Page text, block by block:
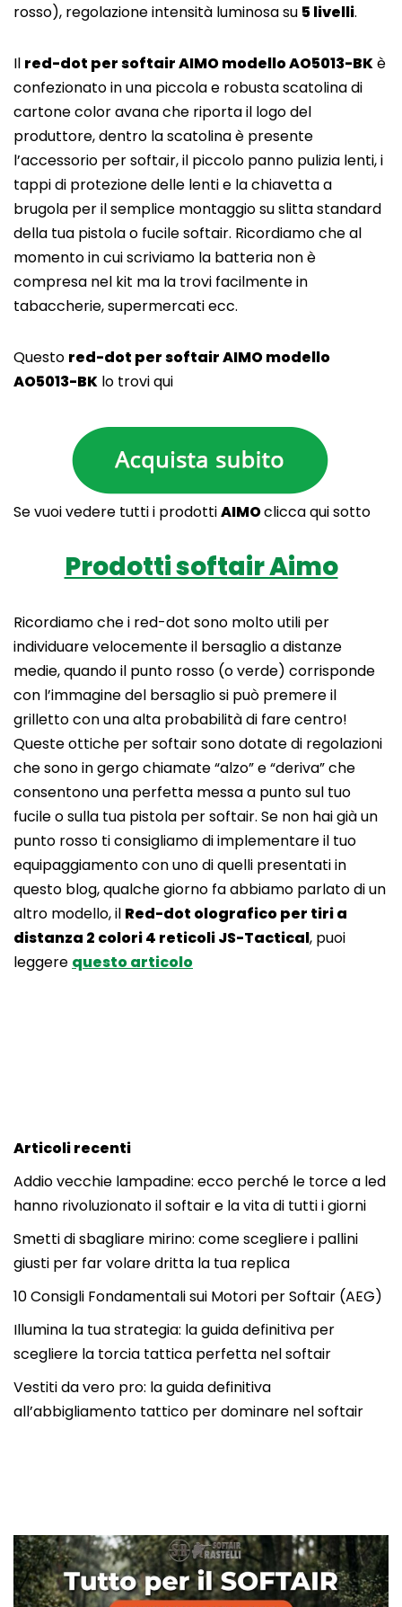
rosso), regolazione intensità luminosa su 5 livelli.
Il red-dot per softair AIMO modello AO5013-BKè
confezionato in una piccola e robusta scatolina di
cartone color avana che riporta il logo del
produttore, dentro la scatolina è presente
l’accessorio per softair, il piccolo panno pulizia lenti, i
tappi di protezione delle lenti e la chiavetta a
brugola per il semplice montaggio su slitta standard
della tua pistola o fucile softair. Ricordiamo che al
momento in cui scriviamo la batteria non è
compresa nel kit ma la trovi facilmente in
tabaccherie, supermercati ecc.
Questo red-dot per softair AIMO modello
AO5013-BK lo trovi qui
Se vuoi vedere tutti i prodottiAIMOclicca qui sotto
Prodotti softair Aimo
Ricordiamo che i red-dot sono molto utili per
individuare velocemente il bersaglio a distanze
medie, quando il punto rosso (o verde) corrisponde
con l’immagine del bersaglio si può premere il
grilletto con una alta probabilità di fare centro!
Queste ottiche per softair sono dotate di regolazioni
che sono in gergo chiamate “alzo” e “deriva” che
consentono una perfetta messa a punto sul tuo
fucile o sulla tua pistola per softair. Se non hai già un
punto rosso ti consigliamo di implementare il tuo
equipaggiamento con uno di quelli presentati in
questo blog, qualche giorno fa abbiamo parlato di un
altro modello, il Red-dot olografico per tiri a
distanza 2 colori 4 reticoli JS-Tactical, puoi
leggere questo articolo
Articoli recenti
Addio vecchie lampadine: ecco perché le torce a led
hanno rivoluzionato il softair e la vita di tutti i giorni
Smetti di sbagliare mirino: come scegliere i pallini
giusti per far volare dritta la tua replica
10 Consigli Fondamentali sui Motori per Softair (AEG)
Illumina la tua strategia: la guida definitiva per
scegliere la torcia tattica perfetta nel softair
Vestiti da vero pro: la guida definitiva
all’abbigliamento tattico per dominare nel softair